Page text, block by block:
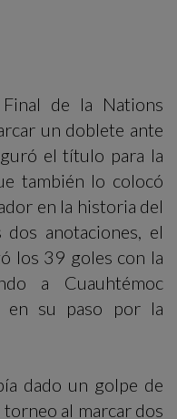
de la Nations
un doblete ante
el título para la
también lo colocó
en la historia del
anotaciones, el
los 39 goles con la
a Cuauhtémoc
en su paso por la
dado un golpe de
al marcar dos